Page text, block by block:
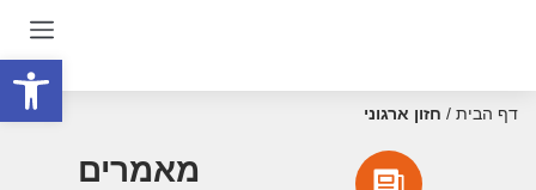
דף הבית / חזון ארגוני
מאמרים
פתח